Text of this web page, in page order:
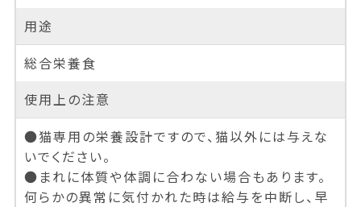
用途
総合栄養食
使用上の注意
●猫専用の栄養設計ですので、猫以外には与えな
いでください。
●まれに体質や体調に合わない場合もあります。
何らかの異常に気付かれた時は給与を中断し、早